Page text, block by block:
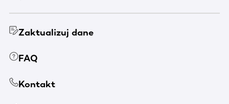
Zaktualizuj dane
FAQ
Kontakt